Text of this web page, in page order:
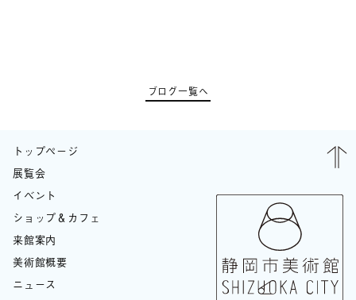
ブログ一覧へ
トップページ
展覧会
イベント
ショップ＆カフェ
来館案内
美術館概要
ニュース